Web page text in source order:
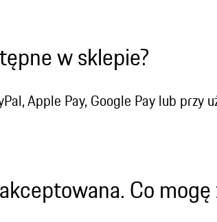
w sklepie?
Apple Pay, Google Pay lub przy
Co mogę